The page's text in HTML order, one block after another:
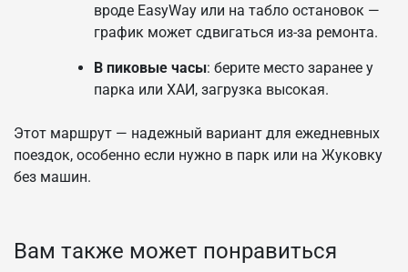
вроде EasyWay или на табло остановок —
график может сдвигаться из-за ремонта.
В пиковые часы: берите место заранее у
парка или ХАИ, загрузка высокая.
Этот маршрут — надежный вариант для ежедневных
поездок, особенно если нужно в парк или на Жуковку
без машин.
Вам также может понравиться